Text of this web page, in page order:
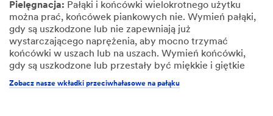
Pielęgnacja: Pałąki i końcówki wielokrotnego użytku
można prać, końcówek piankowych nie. Wymień pałąki,
gdy są uszkodzone lub nie zapewniają już
wystarczającego naprężenia, aby mocno trzymać
końcówki w uszach lub na uszach. Wymień końcówki,
gdy są uszkodzone lub przestały być miękkie i giętkie
Zobacz nasze wkładki przeciwhałasowe na pałąku